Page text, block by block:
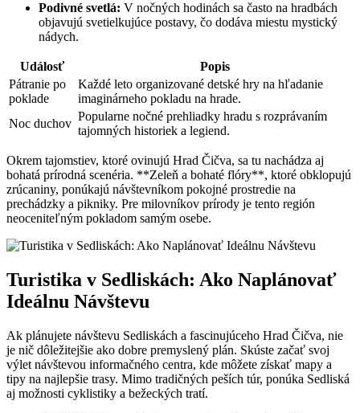
Podivné svetlá: V nočných hodinách sa často na hradbách
objavujú svetielkujúce postavy, čo dodáva miestu mystický
nádych.
Událosť
Popis
Pátranie po
poklade
Každé leto organizované detské hry na hľadanie
imaginárneho pokladu na hrade.
Noc duchov
Popularne nočné prehliadky hradu s rozprávaním
tajomných historiek a legiend.
Okrem tajomstiev, ktoré ovinujú Hrad Čičva, sa tu nachádza aj
bohatá prírodná scenéria. **Zeleň a bohaté flóry**, ktoré obklopujú
zrúcaniny, ponúkajú návštevníkom pokojné prostredie na
prechádzky a pikniky. Pre milovníkov prírody je tento región
neoceniteľným pokladom samým osebe.
Turistika v Sedliskách: Ako Naplánovať
Ideálnu Návštevu
Ak plánujete návštevu Sedliskách a fascinujúceho Hrad Čičva, nie
je nič dôležitejšie ako dobre premyslený plán. Skúste začať svoj
výlet návštevou informačného centra, kde môžete získať mapy a
tipy na najlepšie trasy. Mimo tradičných peších túr, ponúka Sedliská
aj možnosti cyklistiky a bežeckých tratí.